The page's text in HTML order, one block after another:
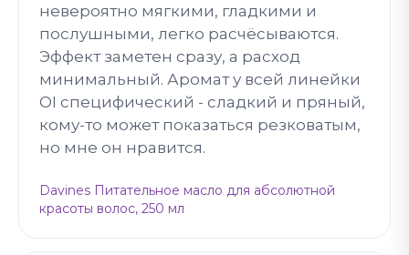
невероятно мягкими, гладкими и
послушными, легко расчёсываются.
Эффект заметен сразу, а расход
минимальный. Аромат у всей линейки
OI специфический - сладкий и пряный,
кому-то может показаться резковатым,
но мне он нравится.
Davines Питательное масло для абсолютной
красоты волос, 250 мл